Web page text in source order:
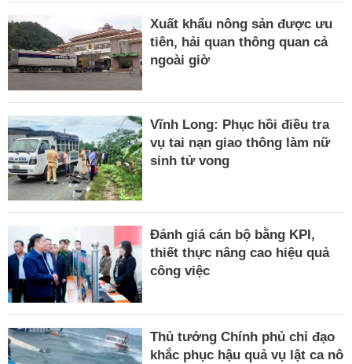
Xuất khẩu nông sản được ưu
tiên, hải quan thông quan cả
ngoài giờ
Vĩnh Long: Phục hồi điều tra
vụ tai nạn giao thông làm nữ
sinh tử vong
Đánh giá cán bộ bằng KPI,
thiết thực nâng cao hiệu quả
công việc
Thủ tướng Chính phủ chỉ đạo
khắc phục hậu quả vụ lật ca nô